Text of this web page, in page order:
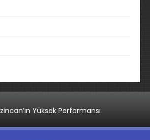
Yüksek Performansı